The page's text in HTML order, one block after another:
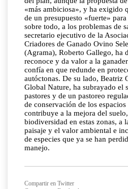
«más ambiciosa», y ha exigido
de un presupuesto «fuerte»
sobre todo, a los problemas de
secretario ejecutivo de la
Criadores de Ganado Ovino
(Agrama), Roberto Gallego, ha
reconoce y da valor a la
confía en que redunde en
autóctonas. De su lado, Beatriz
Global Nature, ha subrayado el
pastores y de un pastoreo
de conservación de los espacios
contribuye a la mejora del
biodiversidad en estas zonas, a
paisaje y el valor ambiental e
de especies que ya se han
manejo.
Compartir en Twitter